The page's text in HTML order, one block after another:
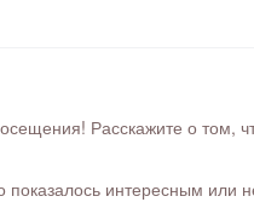
Расскажите о том,
интересным